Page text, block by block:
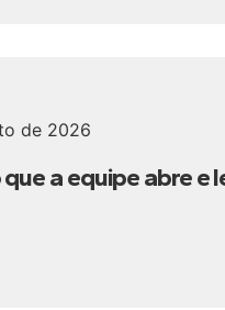
de 2026
a equipe abre e